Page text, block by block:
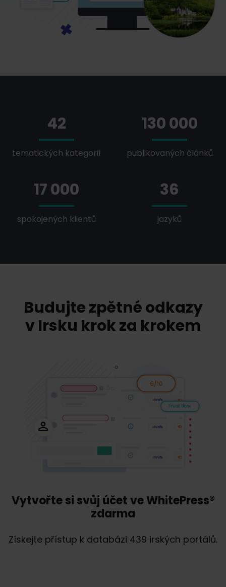
42
tematických kategorií
130 000
publikovaných článků
17 000
spokojených klientů
36
jazyků
Budujte zpětné odkazy
v Irsku krok za krokem
Vytvořte si svůj účet ve WhitePress®
zdarma
Získejte přístup k databázi 439 irských portálů.